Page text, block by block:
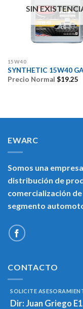
SIN
15W40
SYNTHETIC 15W40
Precio Normal $19.25
EWARC
Somos una
distribución de
comercialización
segmento
CONTACTO
SOLICITE
Dir: Juan Griego